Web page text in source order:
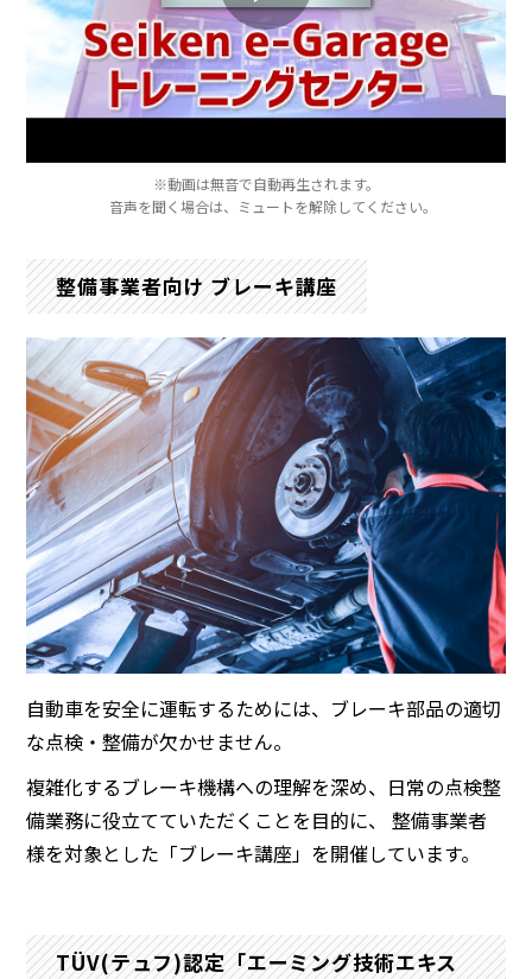
※動画は無音で自動再生されます。
音声を聞く場合は、ミュートを解除してください。
整備事業者向け ブレーキ講座
自動車を安全に運転するためには、ブレーキ部品の適切
な点検・整備が欠かせません。
複雑化するブレーキ機構への理解を深め、日常の点検整
備業務に役立てていただくことを目的に、 整備事業者
様を対象とした「ブレーキ講座」を開催しています。
TÜV(テュフ)認定「エーミング技術エキス